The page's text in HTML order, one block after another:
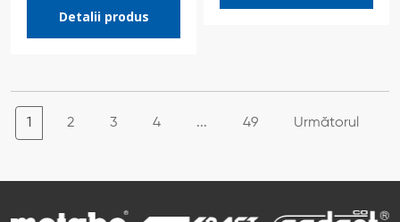
Detalii produs
1 2 3 4 ... 49 Următorul